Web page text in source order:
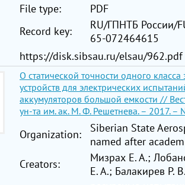
File type:
PDF
Record key:
RU/ГПНТБ России/
65-072464615
https://disk.sibsau.ru/elsau/962.pdf
О статической точности одного
устройств для электрических
аккумуляторов большой емкости //
ун-та им. ак. М. Ф. Решетнева. – 2017.
Organization:
Siberian State
named after
Creators:
Мизрах Е. А.;
Е. А.; Балакирев Р.